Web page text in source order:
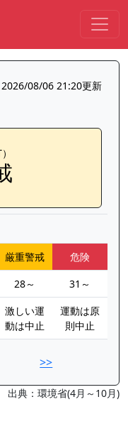
2026/08/06 21:20更新
厳重警戒
危険
28～
31～
激しい運
動は中止
運動は原
則中止
>>
出典：環境省(4月～10月)